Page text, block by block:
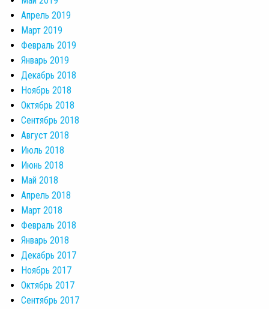
Апрель 2019
Март 2019
Февраль 2019
Январь 2019
Декабрь 2018
Ноябрь 2018
Октябрь 2018
Сентябрь 2018
Август 2018
Июль 2018
Июнь 2018
Май 2018
Апрель 2018
Март 2018
Февраль 2018
Январь 2018
Декабрь 2017
Ноябрь 2017
Октябрь 2017
Сентябрь 2017